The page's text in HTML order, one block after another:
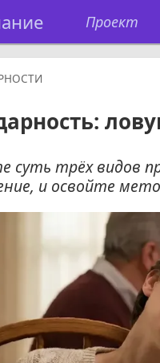
Проект
суть трёх видов
и освойте